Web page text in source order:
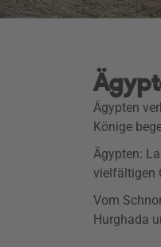
Ägypten
Könige
Ägypten:
vielfältigen
Vom
Hurghada